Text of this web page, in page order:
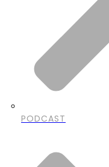
PODCAST